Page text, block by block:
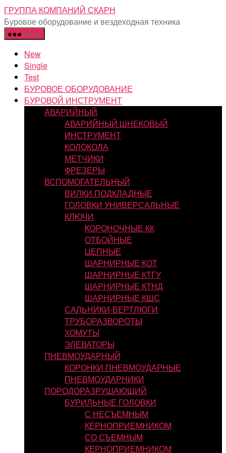
Перейти
к
содержимому
ГРУППА КОМПАНИЙ СКАРН
Буровое оборудование и вездеходная техника
Меню
New
Single
Test
БУРОВОЕ ОБОРУДОВАНИЕ
БУРОВОЙ ИНСТРУМЕНТ
АВАРИЙНЫЙ
АВАРИЙНЫЙ ШНЕКОВЫЙ
ИНСТРУМЕНТ
КОЛОКОЛА
МЕТЧИКИ
ФРЕЗЕРЫ
ВСПОМОГАТЕЛЬНЫЙ
ВИЛКИ ПОДКЛАДНЫЕ
ГОЛОВКИ УНИВЕРСАЛЬНЫЕ
КЛЮЧИ
КОРОНОЧНЫЕ КК
ОТБОЙНЫЕ
ЦЕПНЫЕ
ШАРНИРНЫЕ КОТ
ШАРНИРНЫЕ КТГУ
ШАРНИРНЫЕ КТНД
ШАРНИРНЫЕ КШС
САЛЬНИКИ-ВЕРТЛЮГИ
ТРУБОРАЗВОРОТЫ
ХОМУТЫ
ЭЛЕВАТОРЫ
ПНЕВМОУДАРНЫЙ
КОРОНКИ ПНЕВМОУДАРНЫЕ
ПНЕВМОУДАРНИКИ
ПОРОДОРАЗРУШАЮЩИЙ
БУРИЛЬНЫЕ ГОЛОВКИ
С НЕСЪЕМНЫМ
КЕРНОПРИЕМНИКОМ
СО СЪЕМНЫМ
КЕРНОПРИЕМНИКОМ